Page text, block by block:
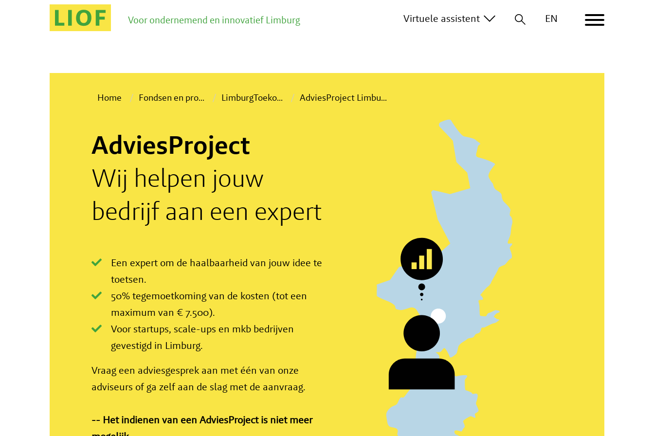
Voor ondernemend en innovatief Limburg EN
Virtuele assistent
Home Fondsen en pro... LimburgToeko... AdviesProject Limbu...
AdviesProject
Wij helpen jouw
bedrijf aan een expert
Een expert om de haalbaarheid van jouw idee te
toetsen.
50% tegemoetkoming van de kosten (tot een
maximum van € 7.500).
Voor startups, scale-ups en mkb bedrijven
gevestigd in Limburg.
Vraag een adviesgesprek aan met één van onze
adviseurs of ga zelf aan de slag met de aanvraag.
-- Het indienen van een AdviesProject is niet meer